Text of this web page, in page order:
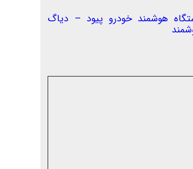
هوشمند خودرو پیود – دیاگ